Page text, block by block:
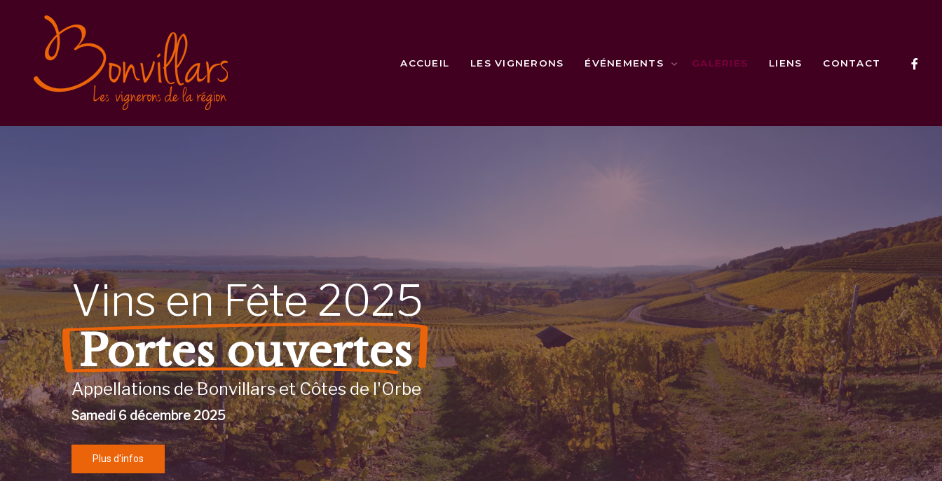
ACCUEIL LES VIGNERONS ÉVÉNEMENTS GALERIES LIENS CONTACT
VinsenFête2025
Portes ouvertes
Appellations de Bonvillars et Côtes de l'Orbe
Samedi 6 décembre 2025
Plus d'infos
Vins en Fête 2025
Balade gourmande
Inscription
Conditions générales
Vins en Fête 2023